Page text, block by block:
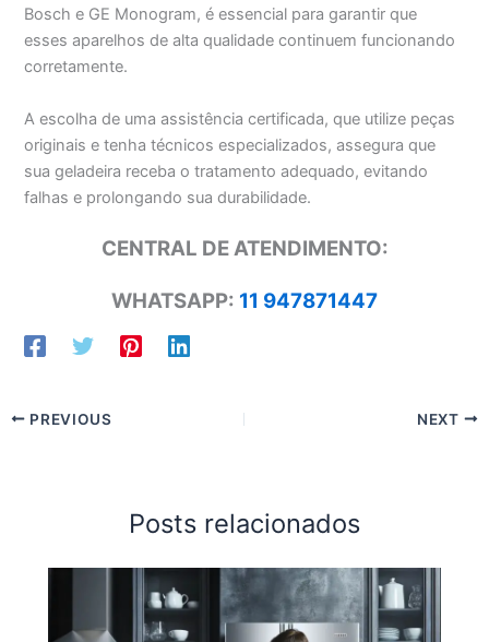
Bosch e GE Monogram, é essencial para garantir que
esses aparelhos de alta qualidade continuem funcionando
corretamente.
A escolha de uma assistência certificada, que utilize peças
originais e tenha técnicos especializados, assegura que
sua geladeira receba o tratamento adequado, evitando
falhas e prolongando sua durabilidade.
CENTRAL DE ATENDIMENTO:
WHATSAPP: 11 947871447
PREVIOUS NEXT
Posts relacionados